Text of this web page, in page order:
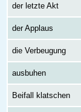
der letzte Akt
der Applaus
die Verbeugung
ausbuhen
Beifall klatschen